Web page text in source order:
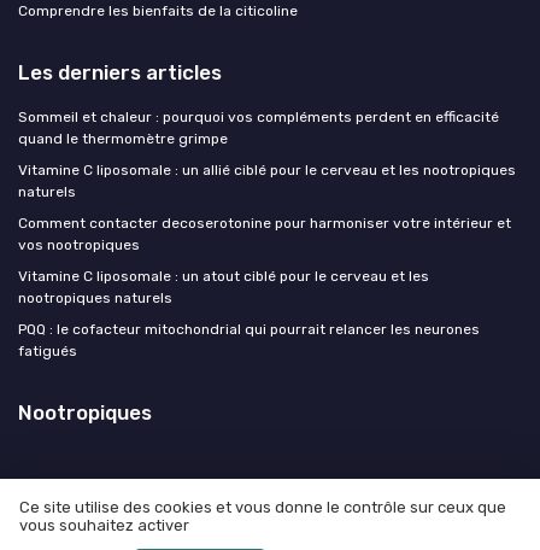
Comprendre les bienfaits de la citicoline
Les derniers articles
Sommeil et chaleur : pourquoi vos compléments perdent en efficacité
quand le thermomètre grimpe
Vitamine C liposomale : un allié ciblé pour le cerveau et les nootropiques
naturels
Comment contacter decoserotonine pour harmoniser votre intérieur et
vos nootropiques
Vitamine C liposomale : un atout ciblé pour le cerveau et les
nootropiques naturels
PQQ : le cofacteur mitochondrial qui pourrait relancer les neurones
fatigués
Nootropiques
Mentions légales
Ce site utilise des cookies et vous donne le contrôle sur ceux que
vous souhaitez activer